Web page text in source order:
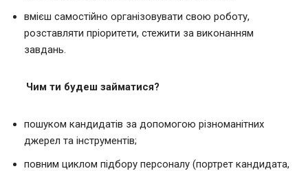
вмієш самостійно організовувати свою роботу,
розставляти пріоритети, стежити за виконанням
завдань.
Чим ти будеш займатися?
пошуком кандидатів за допомогою різноманітних
джерел та інструментів;
повним циклом підбору персоналу (портрет кандидата,